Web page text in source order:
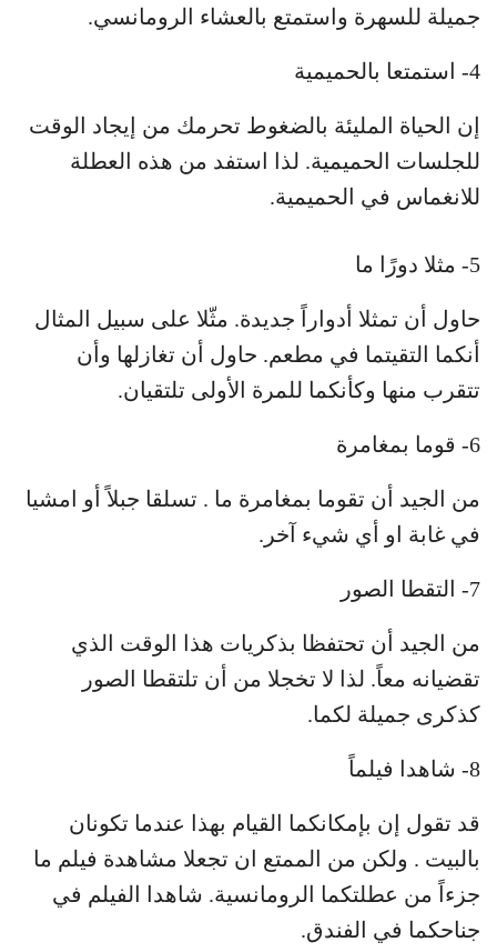
جميلة للسهرة واستمتع بالعشاء الرومانسي.
4- استمتعا بالحميمية
إن الحياة المليئة بالضغوط تحرمك من إيجاد الوقت
للجلسات الحميمية. لذا استفد من هذه العطلة
للانغماس في الحميمية.
5- مثلا دورًا ما
حاول أن تمثلا أدواراً جديدة. مثّلا على سبيل المثال
أنكما التقيتما في مطعم. حاول أن تغازلها وأن
تتقرب منها وكأنكما للمرة الأولى تلتقيان.
6- قوما بمغامرة
من الجيد أن تقوما بمغامرة ما . تسلقا جبلاً أو امشيا
في غابة او أي شيء آخر.
7- التقطا الصور
من الجيد أن تحتفظا بذكريات هذا الوقت الذي
تقضيانه معاً. لذا لا تخجلا من أن تلتقطا الصور
كذكرى جميلة لكما.
8- شاهدا فيلماً
قد تقول إن بإمكانكما القيام بهذا عندما تكونان
بالبيت . ولكن من الممتع ان تجعلا مشاهدة فيلم ما
جزءاً من عطلتكما الرومانسية. شاهدا الفيلم في
جناحكما في الفندق.